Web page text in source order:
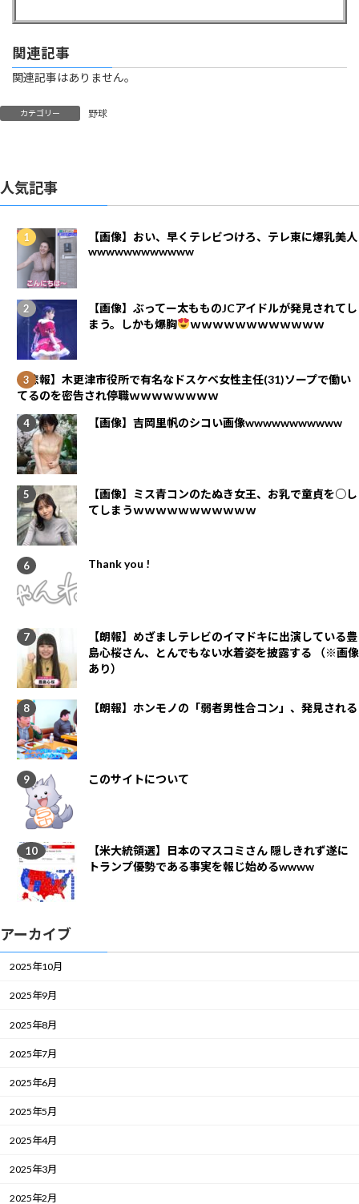
関連記事
関連記事はありません。
カテゴリー 野球
人気記事
【画像】おい、早くテレビつけろ、テレ東に爆乳美人
wwwwwwwwwwww
【画像】ぶってー太もものJCアイドルが発見されてし
まう。しかも爆胸
ｗｗｗｗｗｗｗｗｗｗｗｗ
【悲報】木更津市役所で有名なドスケベ女性主任(31)ソープで働い
てるのを密告され停職ｗｗｗｗｗｗｗｗ
【画像】吉岡里帆のシコい画像wwwwwwwwwww
【画像】ミス青コンのたぬき女王、お乳で童貞を○し
てしまうｗｗｗｗｗｗｗｗｗｗｗ
Thank you !
【朗報】めざましテレビのイマドキに出演している豊
島心桜さん、とんでもない水着姿を披露する （※画像
あり）
【朗報】ホンモノの「弱者男性合コン」、発見される
このサイトについて
【米大統領選】日本のマスコミさん 隠しきれず遂に
トランプ優勢である事実を報じ始めるwwww
アーカイブ
2025年10月
2025年9月
2025年8月
2025年7月
2025年6月
2025年5月
2025年4月
2025年3月
2025年2月